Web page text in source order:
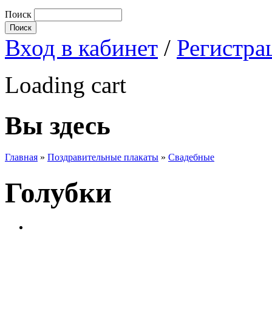
Поиск
Вход в кабинет /
Loading cart
Вы здесь
Главная » Поздравительные плакаты » Свадебные
Голубки